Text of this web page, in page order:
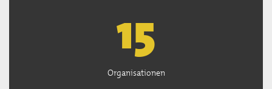
15
Organisationen